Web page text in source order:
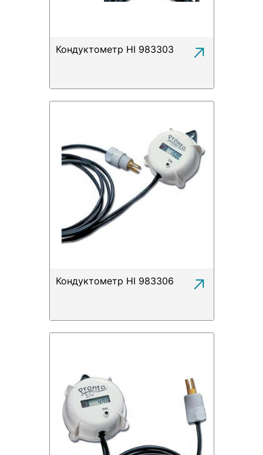
Кондуктометр HI 983303
Кондуктометр HI 983306